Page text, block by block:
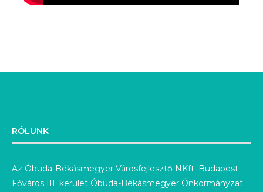
RÓLUNK
Az Óbuda-Békásmegyer Városfejlesztő NKft. Budapest
Főváros III. kerület Óbuda-Békásmegyer Önkormányzat